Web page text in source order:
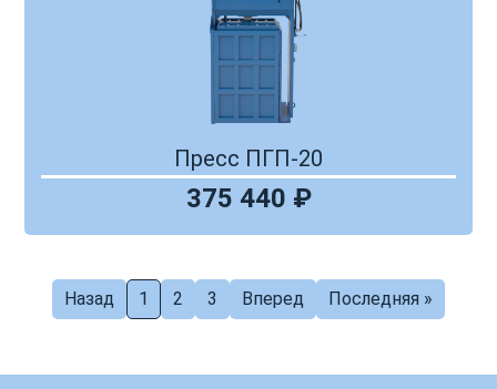
Пресс ПГП-20
375 440 ₽
Назад 1 2 3 Вперед Последняя »